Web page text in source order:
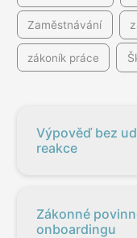
Zaměstnávání
zákoník práce
Výpověď bez
reakce
Zákonné
onboardingu